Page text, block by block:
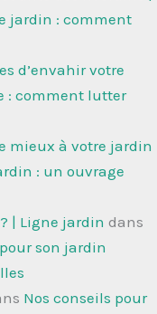
jardin : comment
d’envahir votre
: comment lutter
mieux à votre jardin
: un ouvrage
| Ligne jardin dans
son jardin
Nos conseils pour